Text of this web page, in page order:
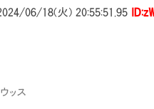
06/18(火) 20:55:51.95
ス